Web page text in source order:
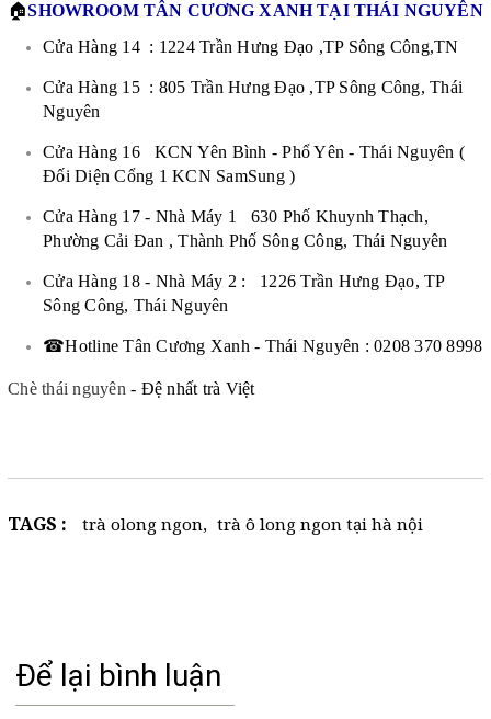
🏠SHOWROOM TÂN CƯƠNG XANH TẠI THÁI NGUYÊN
Cửa Hàng 14 : 1224 Trần Hưng Đạo ,TP Sông Công,TN
Cửa Hàng 15 : 805 Trần Hưng Đạo ,TP Sông Công, Thái
Nguyên
Cửa Hàng 16 KCN Yên Bình - Phổ Yên - Thái Nguyên (
Đối Diện Cổng 1 KCN SamSung )
Cửa Hàng 17 - Nhà Máy 1 630 Phố Khuynh Thạch,
Phường Cải Đan , Thành Phố Sông Công, Thái Nguyên
Cửa Hàng 18 - Nhà Máy 2 : 1226 Trần Hưng Đạo, TP
Sông Công, Thái Nguyên
☎Hotline Tân Cương Xanh - Thái Nguyên : 0208 370 8998
Chè thái nguyên - Đệ nhất trà Việt
TAGS : trà olong ngon, trà ô long ngon tại hà nội
Để lại bình luận